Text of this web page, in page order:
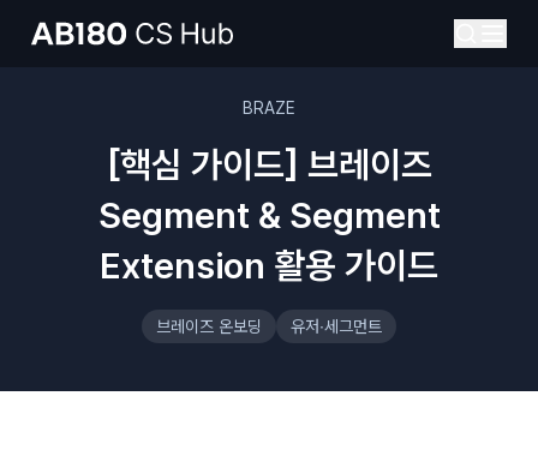
BRAZE
[핵심 가이드] 브레이즈
Segment & Segment
Extension 활용 가이드
브레이즈 온보딩 유저∙세그먼트